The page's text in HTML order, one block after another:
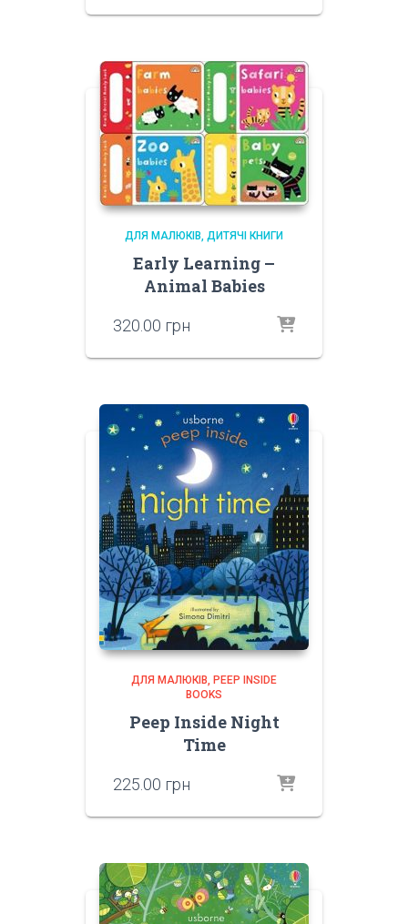
ДЛЯ МАЛЮКІВ ДИТЯЧІ КНИГИ
Early Learning –
Animal Babies
320.00 грн
ДЛЯ МАЛЮКІВ
PEEP INSIDE
BOOKS
Peep Inside Night
Time
225.00 грн